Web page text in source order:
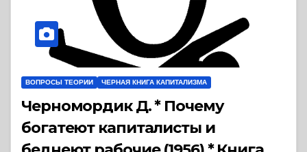
ВОПРОСЫ ТЕОРИИ ЧЕРНАЯ КНИГА КАПИТАЛИЗМА
Черномордик Д. * Почему
богатеют капиталисты и